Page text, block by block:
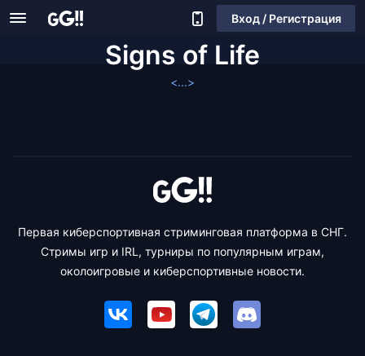
Вход / Регистрация
Signs of Life
<...>
Первая киберспортивная стриминговая платформа в СНГ.
Стримы игр и IRL, турниры по популярным играм,
околоигровые и киберспортивные новости.